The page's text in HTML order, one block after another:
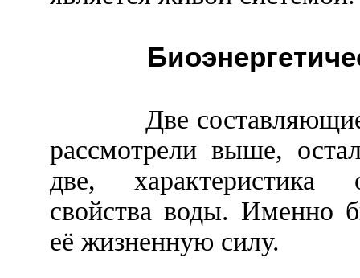
Две
рассмотрели выше,
две, характеристика
свойства воды. Именно
её жизненную силу.